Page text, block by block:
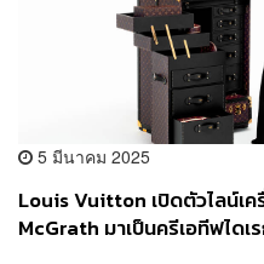
5 มีนาคม 2025
Louis Vuitton เปิดตัวไลน์เ
McGrath มาเป็นครีเอทีฟไดเ